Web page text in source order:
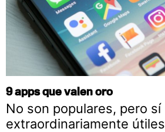
9 apps que valen oro
No son populares, pero sí
extraordinariamente útiles